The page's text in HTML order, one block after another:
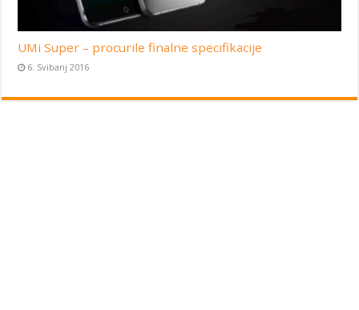
UMi Super – procurile finalne specifikacije
6. Svibanj 2016